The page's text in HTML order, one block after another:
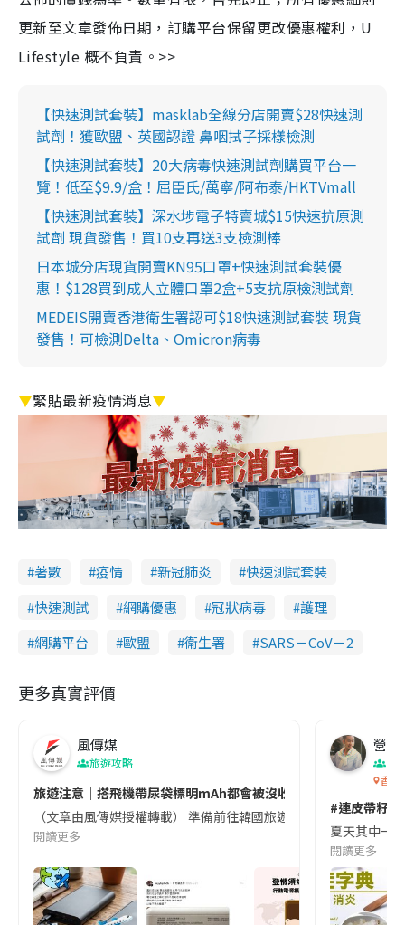
更新至文章發佈日期，訂購平台保留更改優惠權利，U
Lifestyle 概不負責。>>
【快速測試套裝】masklab全線分店開賣$28快速測
試劑！獲歐盟、英國認證 鼻咽拭子採樣檢測
【快速測試套裝】20大病毒快速測試劑購買平台一
覽！低至$9.9/盒！屈臣氏/萬寧/阿布泰/HKTVmall
【快速測試套裝】深水埗電子特賣城$15快速抗原測
試劑 現貨發售！買10支再送3支檢測棒
日本城分店現貨開賣KN95口罩+快速測試套裝優
惠！$128買到成人立體口罩2盒+5支抗原檢測試劑
MEDEIS開賣香港衛生署認可$18快速測試套裝 現貨
發售！可檢測Delta、Omicron病毒
▼緊貼最新疫情消息▼
著數 疫情 新冠肺炎
快速測試套裝
快速測試
網購優惠 冠狀病毒
護理
網購平台
歐盟 衞生署 SARS－CoV－2
更多真實評價
風傳媒
旅遊攻略
旅遊注意｜搭飛機帶尿袋標明mAh都會被沒收😱出發前切記檢查
（文章由風傳媒授權轉載） 準備前往韓國旅遊的民眾，近期要
閱讀更多
營養
香港
#連皮帶籽
夏天其中一
閱讀更多